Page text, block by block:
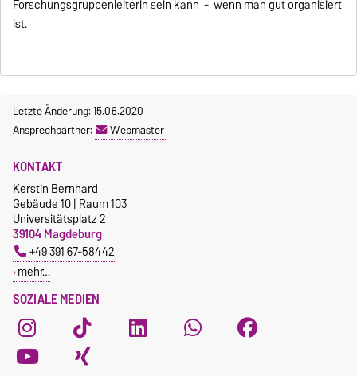
Forschungsgruppenleiterin sein kann - wenn man gut organisiert
ist.
Letzte Änderung: 15.06.2020
Ansprechpartner:
Webmaster
SOZIALE MEDIEN
KONTAKT
Kerstin Bernhard
Gebäude 10 | Raum 103
Universitätsplatz 2
39104 Magdeburg
+49 391 67-58442
mehr…